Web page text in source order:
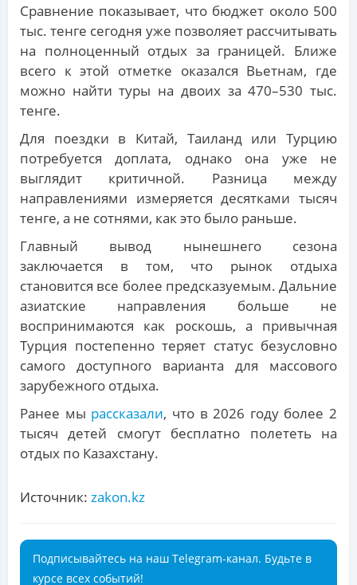
Сравнение показывает, что бюджет около 500
тыс. тенге сегодня уже позволяет рассчитывать
на полноценный отдых за границей. Ближе
всего к этой отметке оказался Вьетнам, где
можно найти туры на двоих за 470–530 тыс.
тенге.
Для поездки в Китай, Таиланд или Турцию
потребуется доплата, однако она уже не
выглядит критичной. Разница между
направлениями измеряется десятками тысяч
тенге, а не сотнями, как это было раньше.
Главный вывод нынешнего сезона
заключается в том, что рынок отдыха
становится все более предсказуемым. Дальние
азиатские направления больше не
воспринимаются как роскошь, а привычная
Турция постепенно теряет статус безусловно
самого доступного варианта для массового
зарубежного отдыха.
Ранее мы рассказали, что в 2026 году более 2
тысяч детей смогут бесплатно полететь на
отдых по Казахстану.
Источник: zakon.kz
Подписывайтесь на наш Telegram-канал. Будьте в
курсе всех событий!